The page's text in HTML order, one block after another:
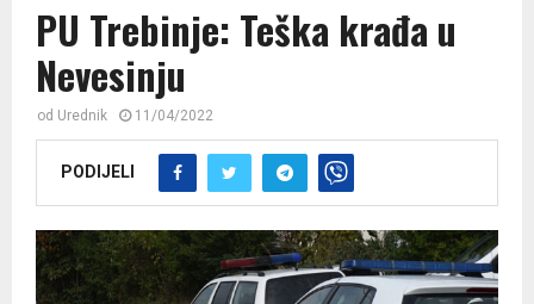
PU Trebinje: Teška krađa u
Nevesinju
od Urednik 11/04/2022
PODIJELI